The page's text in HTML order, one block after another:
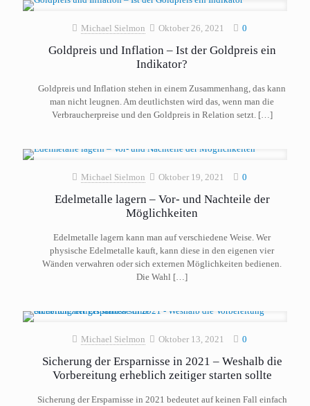
Michael Sielmon Oktober 26, 2021 0
Goldpreis und Inflation – Ist der Goldpreis ein
Indikator?
Goldpreis und Inflation stehen in einem Zusammenhang, das kann
man nicht leugnen. Am deutlichsten wird das, wenn man die
Verbraucherpreise und den Goldpreis in Relation setzt.[…]
Michael Sielmon Oktober 19, 2021 0
Edelmetalle lagern – Vor- und Nachteile der
Möglichkeiten
Edelmetalle lagern kann man auf verschiedene Weise. Wer
physische Edelmetalle kauft, kann diese in den eigenen vier
Wänden verwahren oder sich externen Möglichkeiten bedienen.
Die Wahl […]
Michael Sielmon Oktober 13, 2021 0
Sicherung der Ersparnisse in 2021 – Weshalb die
Vorbereitung erheblich zeitiger starten sollte
Sicherung der Ersparnisse in 2021 bedeutet auf keinen Fall einfach